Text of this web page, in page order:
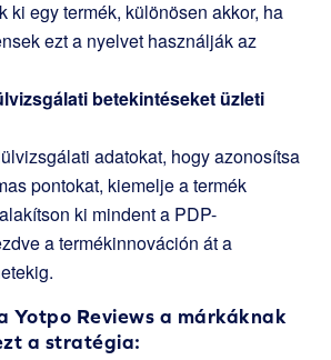
ki egy termék, különösen akkor, ha
ezt a nyelvet használják az
betekintéseket üzleti
adatokat, hogy azonosítsa
pontokat, kiemelje a termék
ki mindent a PDP-
a termékinnováción át a
Yotpo Reviews a márkáknak
a stratégia: